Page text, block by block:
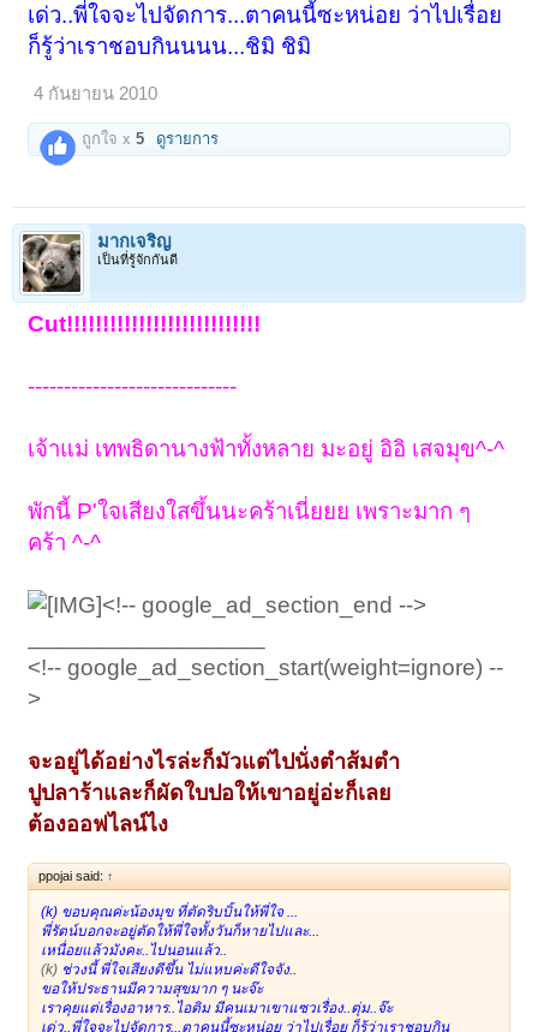
เด่ว..พี่ใจจะไปจัดการ...ตาคนนี้ซะหน่อย ว่าไปเรื่อย
ก็รู้ว่าเราชอบกินนนน...ชิมิ ชิมิ
4 กันยายน 2010
ถูกใจ x5 ดูรายการ
มากเจริญ
เป็นที่รู้จักกันดี
Cut!!!!!!!!!!!!!!!!!!!!!!!!!!!
-----------------------------
เจ้าแม่ เทพธิดานางฟ้าทั้งหลาย มะอยู่ อิอิ เสจมุข^-^
พักนี้ P'ใจเสียงใสขึ้นนะคร้าเนี่ยยย เพราะมาก ๆ
คร้า ^-^
<!-- google_ad_section_end -->
<!-- google_ad_section_start(weight=ignore) --
>
จะอยู่ได้อย่างไรล่ะก็มัวแต่ไปนั่งตำส้มตำ
ปูปลาร้าและก็ผัดใบปอให้เขาอยู่อ่ะก็เลย
ต้องออฟไลน์ไง
ppojai said: ↑
(k) ขอบคุณค่ะน้องมุข ที่ตัดริบบิ้นให้พี่ใจ ...
พี่รัตน์บอกจะอยู่ตัดให้พี่ใจทั้งวันก็หายไปและ...
เหนื่อยแล้วมังคะ..ไปนอนแล้ว..
(k) ช่วงนี้ พี่ใจเสียงดีขึ้น ไม่แหบค่ะดีใจจัง..
ขอให้ประธานมีความสุขมาก ๆ นะจ๊ะ
เราคุยแต่เรื่องอาหาร..ไอติม มีคนเมาเขาแซวเรื่อง..ตุ่ม..จ๊ะ
เด่ว..พี่ใจจะไปจัดการ...ตาคนนี้ซะหน่อย ว่าไปเรื่อย ก็รู้ว่าเราชอบกิน